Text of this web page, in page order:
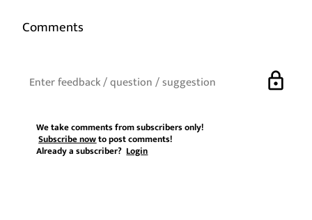
Comments
lock
We take comments from subscribers only!
Subscribe nowto post comments!
Already a subscriber?Login